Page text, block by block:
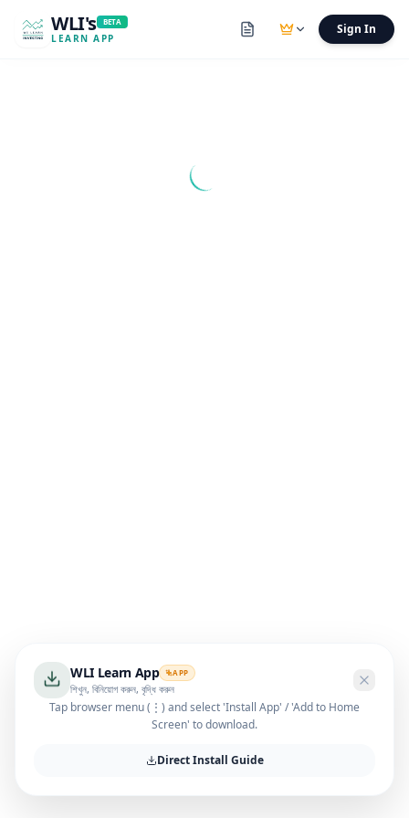
WLI's BETA
LEARN APP
Sign In
WLI Learn App APP
শিখুন, বিনিয়োগ করুন, বৃদ্ধি করুন
Tap browser menu (⋮) and select 'Install App' / 'Add to Home
Screen' to download.
Direct Install Guide